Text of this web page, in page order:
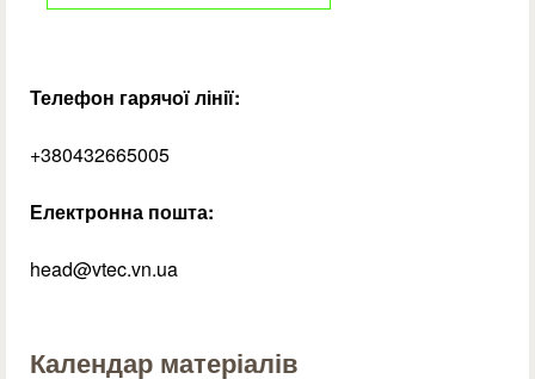
Телефон гарячої лінії:
+380432665005
Електронна пошта:
head@vtec.vn.ua
Календар матеріалів